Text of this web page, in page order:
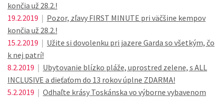
končia už 28.2.!
19.2.2019 | Pozor, zľavy FIRST MINUTE pri väčšine kempov
končia už 28.2.!
15.2.2019 | Užite si dovolenku pri jazere Garda so všetkým, čo
k nej patrí!
8.2.2019 | Ubytovanie blízko pláže, uprostred zelene, s ALL
INCLUSIVE a dieťaťom do 13 rokov úplne ZDARMA!
5.2.2019 | Odhaľte krásy Toskánska vo výborne vybavenom